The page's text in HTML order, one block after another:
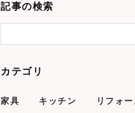
記事の検索
カテゴリ
家具 キッチン リフォ